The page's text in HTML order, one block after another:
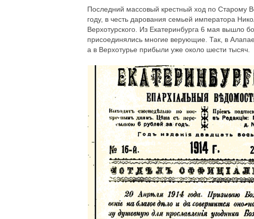
Последний массовый крестный ход по Старому
году, в честь дарования семьей императора
Верхотурского. Из Екатеринбурга 6 мая вышло
присоединялись многие верующие. Так, в
а в Верхотурье прибыли уже около шести тысяч.